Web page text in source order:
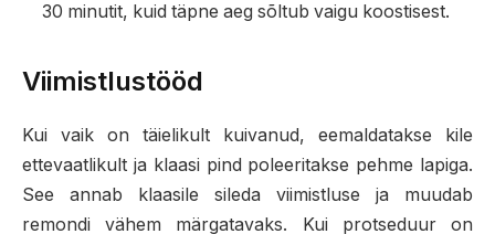
30 minutit, kuid täpne aeg sõltub vaigu koostisest.
Viimistlustööd
Kui vaik on täielikult kuivanud, eemaldatakse kile
ettevaatlikult ja klaasi pind poleeritakse pehme lapiga.
See annab klaasile sileda viimistluse ja muudab
remondi vähem märgatavaks. Kui protseduur on